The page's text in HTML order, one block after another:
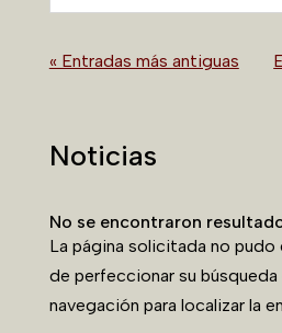
« Entradas más antiguas
Noticias
No se encontraron
La página solicitada no pudo
de perfeccionar su
navegación para localizar la